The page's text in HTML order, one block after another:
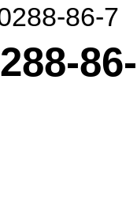
86-7
86-